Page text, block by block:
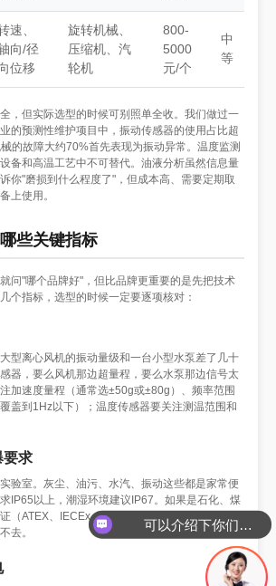
速、
向/径
位移
旋转机械、
压缩机、汽
轮机
800-
5000
元/个
中
等
，但实际选型的时候可别照单全收。我们做过一
的预测性维护项目中，振动传感器的使用占比超
的故障大约70%首先表现为振动异常。温度监测
备和高温工艺中不可替代。油液分析虽然信息量
"磨损到什么程度了"，但成本高、需要定期取
上使用。
些关键指标
问"哪个品牌好"，但比品牌更重要的是先把技术
个指标，选型的时候一定要逐项核对：
型离心风机的振动量级和一台小型水泵差了几十
器，要么风机那边超量程，要么水泵那边信号太
加速度量程（通常选±50g或±80g）、频率范围
覆盖到1Hz以下）；温度传感器要关注测温范围和
要求
验室。灰尘、油污、水汽、振动这些都是家常便
IP65以上，潮湿环境建议IP67。如果是石化、煤
（ATEX、IECEx、国内的Ex认证）是硬门槛，没
去。